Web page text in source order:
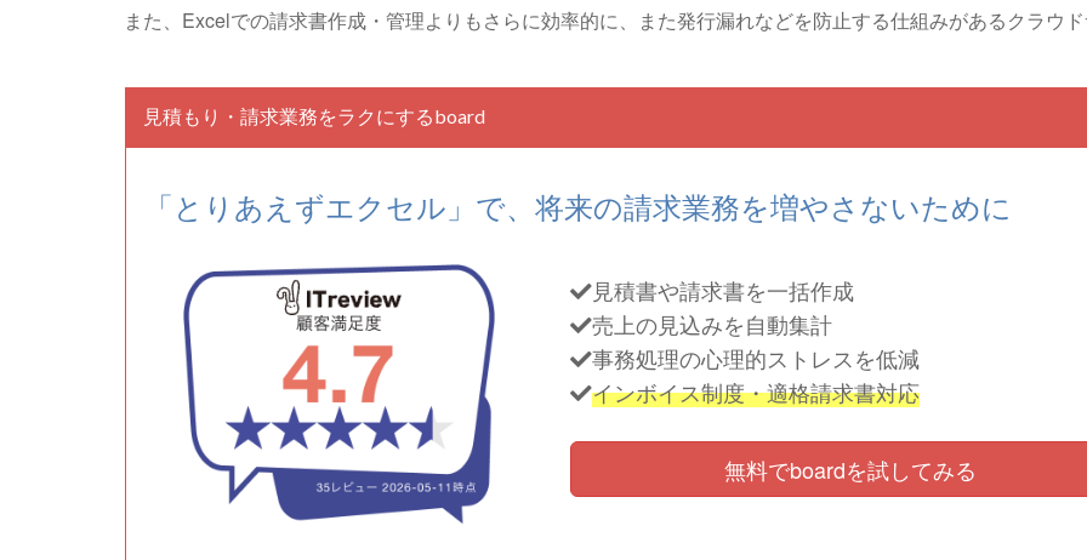
また、Excelでの請求書作成・管理よりもさらに効率的に、また発行漏れなどを防止する仕組みがあるクラウ
見積もり・請求業務をラクにするboard
「とりあえずエクセル」で、将来の請求業務を増やさないために
見積書や請求書を一括作成
売上の見込みを自動集計
事務処理の心理的ストレスを低減
インボイス制度・適格請求書対応
無料でboardを試してみる